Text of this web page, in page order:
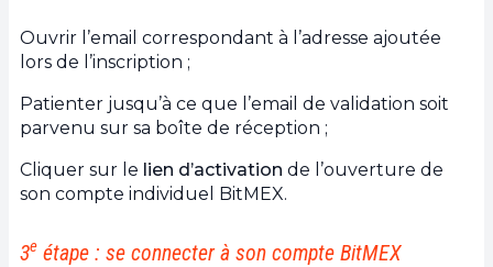
Ouvrir l’email correspondant à l’adresse ajoutée
lors de l’inscription ;
Patienter jusqu’à ce que l’email de validation soit
parvenu sur sa boîte de réception ;
Cliquer sur le lien d’activation de l’ouverture de
son compte individuel BitMEX.
3e étape : se connecter à son compte BitMEX